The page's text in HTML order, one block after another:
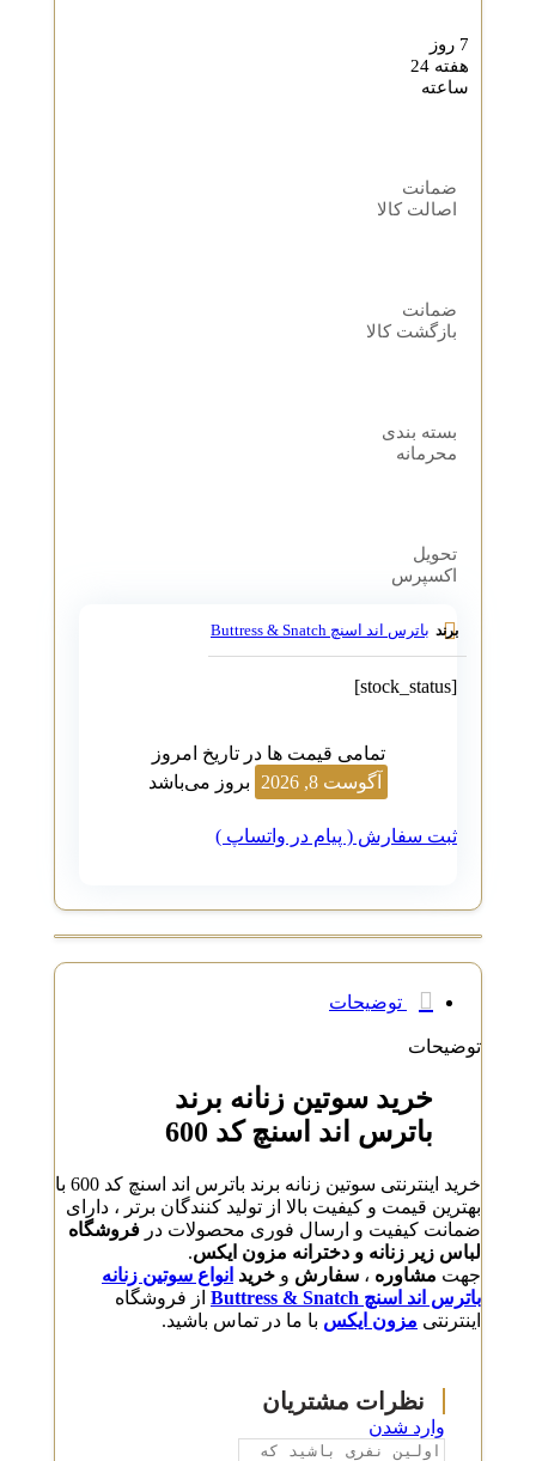
هفته 24
ساعته
ضمانت
اصالت کالا
ضمانت
بازگشت کالا
بسته بندی
محرمانه
تحویل
اکسپرس
باترس اند اسنچ Buttress & Snatch
تمامی قیمت ها در تاریخ امروز
آگوست 8, 2026
بروز می‌باشد
ثبت سفارش ( پیام در واتساپ )
توضیحات
توضیحات
خرید سوتین زنانه برند
باترس اند اسنچ کد 600
خرید اینترنتی سوتین زنانه برند باترس اند اسنچ کد 600 با
بهترین قیمت و کیفیت بالا از تولید کنندگان برتر ، دارای
ضمانت کیفیت و ارسال فوری محصولات درفروشگاه
لباس زیر زنانه و دخترانه مزون ایکس.
جهتمشاوره،سفارشوخرید انواع سوتین زنانه
باترس اند اسنچ Buttress & Snatch
از فروشگاه
اینترنتیمزون ایکسبا ما در تماس باشید.
وارد شدن